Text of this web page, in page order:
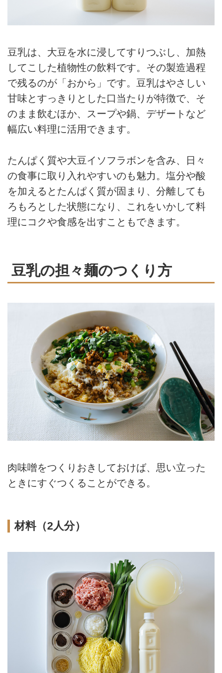
豆乳は、大豆を水に浸してすりつぶし、加熱
してこした植物性の飲料です。その製造過程
で残るのが「おから」です。豆乳はやさしい
甘味とすっきりとした口当たりが特徴で、そ
のまま飲むほか、スープや鍋、デザートなど
幅広い料理に活用できます。
たんぱく質や大豆イソフラボンを含み、日々
の食事に取り入れやすいのも魅力。塩分や酸
を加えるとたんぱく質が固まり、分離しても
ろもろとした状態になり、これをいかして料
理にコクや食感を出すこともできます。
豆乳の担々麺のつくり方
肉味噌をつくりおきしておけば、思い立った
ときにすぐつくることができる。
材料（2人分）